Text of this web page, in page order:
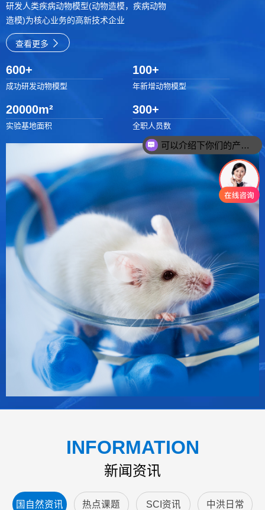
研发人类疾病动物模型(动物造模，疾病动物
造模)为核心业务的高新技术企业
查看更多
600+
成功研发动物模型
100+
年新增动物模型
20000m²
实验基地面积
300+
全职人员数
INFORMATION
新闻资讯
国自然资讯 热点课题 SCI资讯 中洪日常